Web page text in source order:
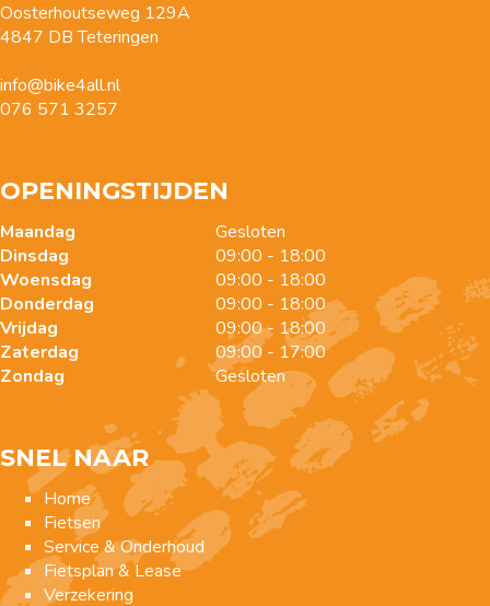
Oosterhoutseweg 129A
4847 DB Teteringen
info@bike4all.nl
076 571 3257
OPENINGSTIJDEN
Maandag
Dinsdag
Woensdag
Donderdag
Vrijdag
Zaterdag
Zondag
Gesloten
09:00 - 18:00
09:00 - 18:00
09:00 - 18:00
09:00 - 18:00
09:00 - 17:00
Gesloten
SNEL NAAR
Home
Fietsen
Service & Onderhoud
Fietsplan & Lease
Verzekering